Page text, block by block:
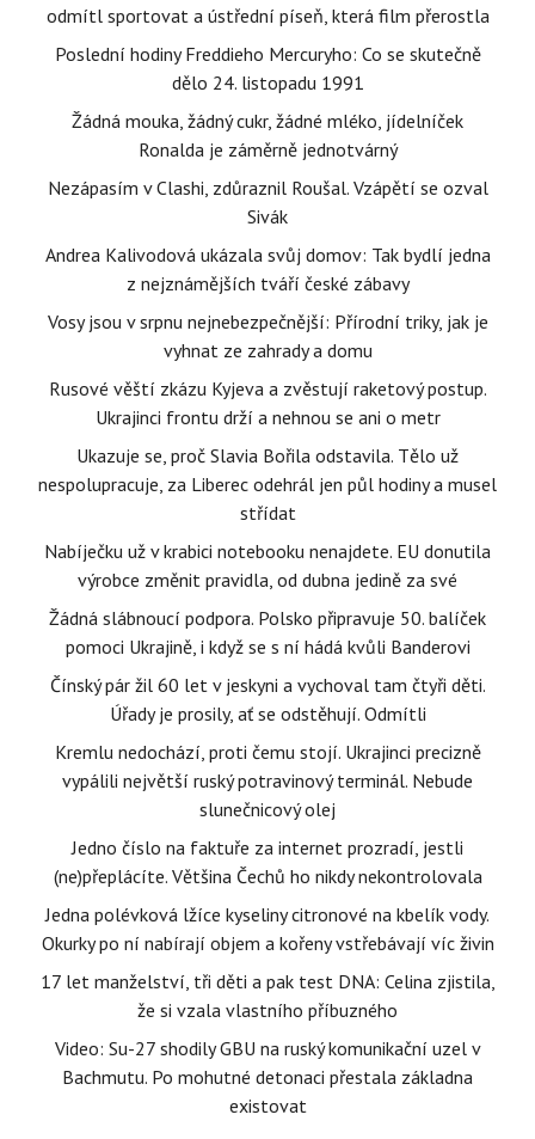
odmítl sportovat a ústřední píseň, která film přerostla
Poslední hodiny Freddieho Mercuryho: Co se skutečně
dělo 24. listopadu 1991
Žádná mouka, žádný cukr, žádné mléko, jídelníček
Ronalda je záměrně jednotvárný
Nezápasím v Clashi, zdůraznil Roušal. Vzápětí se ozval
Sivák
Andrea Kalivodová ukázala svůj domov: Tak bydlí jedna
z nejznámějších tváří české zábavy
Vosy jsou v srpnu nejnebezpečnější: Přírodní triky, jak je
vyhnat ze zahrady a domu
Rusové věští zkázu Kyjeva a zvěstují raketový postup.
Ukrajinci frontu drží a nehnou se ani o metr
Ukazuje se, proč Slavia Bořila odstavila. Tělo už
nespolupracuje, za Liberec odehrál jen půl hodiny a musel
střídat
Nabíječku už v krabici notebooku nenajdete. EU donutila
výrobce změnit pravidla, od dubna jedině za své
Žádná slábnoucí podpora. Polsko připravuje 50. balíček
pomoci Ukrajině, i když se s ní hádá kvůli Banderovi
Čínský pár žil 60 let v jeskyni a vychoval tam čtyři děti.
Úřady je prosily, ať se odstěhují. Odmítli
Kremlu nedochází, proti čemu stojí. Ukrajinci precizně
vypálili největší ruský potravinový terminál. Nebude
slunečnicový olej
Jedno číslo na faktuře za internet prozradí, jestli
(ne)přeplácíte. Většina Čechů ho nikdy nekontrolovala
Jedna polévková lžíce kyseliny citronové na kbelík vody.
Okurky po ní nabírají objem a kořeny vstřebávají víc živin
17 let manželství, tři děti a pak test DNA: Celina zjistila,
že si vzala vlastního příbuzného
Video: Su-27 shodily GBU na ruský komunikační uzel v
Bachmutu. Po mohutné detonaci přestala základna
existovat